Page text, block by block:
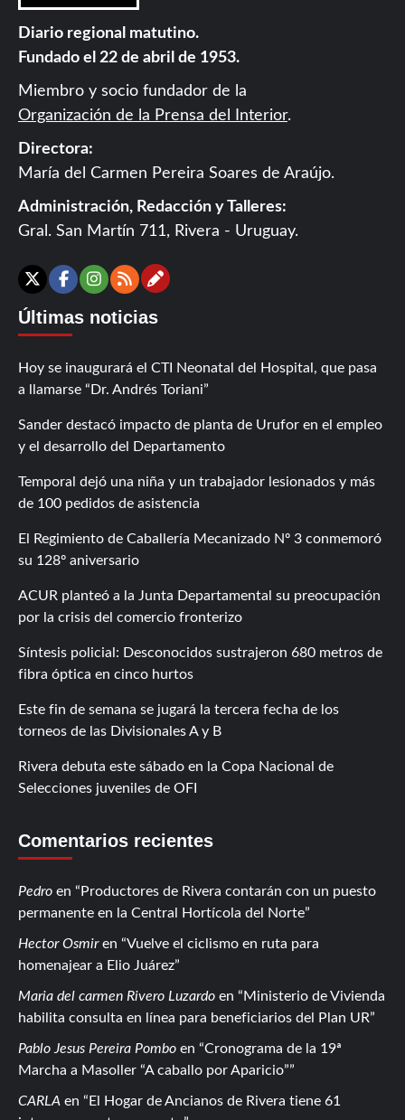
Diario regional matutino.
Fundado el 22 de abril de 1953.
Miembro y socio fundador de la
Organización de la Prensa del Interior.
Directora:
María del Carmen Pereira Soares de Araújo.
Administración, Redacción y Talleres:
Gral. San Martín 711, Rivera - Uruguay.
X Facebook
Instagram
RSSContáctanos
Últimas noticias
Hoy se inaugurará el CTI Neonatal del Hospital, que pasa
a llamarse “Dr. Andrés Toriani”
Sander destacó impacto de planta de Urufor en el empleo
y el desarrollo del Departamento
Temporal dejó una niña y un trabajador lesionados y más
de 100 pedidos de asistencia
El Regimiento de Caballería Mecanizado Nº 3 conmemoró
su 128º aniversario
ACUR planteó a la Junta Departamental su preocupación
por la crisis del comercio fronterizo
Síntesis policial: Desconocidos sustrajeron 680 metros de
fibra óptica en cinco hurtos
Este fin de semana se jugará la tercera fecha de los
torneos de las Divisionales A y B
Rivera debuta este sábado en la Copa Nacional de
Selecciones juveniles de OFI
Comentarios recientes
Pedro en
Productores de Rivera contarán con un puesto
permanente en la Central Hortícola del Norte
Hector Osmiren
Vuelve el ciclismo en ruta para
homenajear a Elio Juárez
Maria del carmen Rivero Luzardo en
Ministerio de Vivienda
habilita consulta en línea para beneficiarios del Plan UR
Pablo Jesus Pereira Pombo en
Cronograma de la 19ª
Marcha a Masoller “A caballo por Aparicio”
CARLA en
El Hogar de Ancianos de Rivera tiene 61